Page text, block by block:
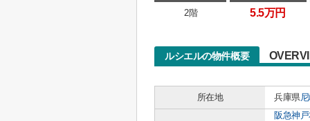
2階
5.5万円
ルシエルの物件概要
所在地
兵庫県
阪急神